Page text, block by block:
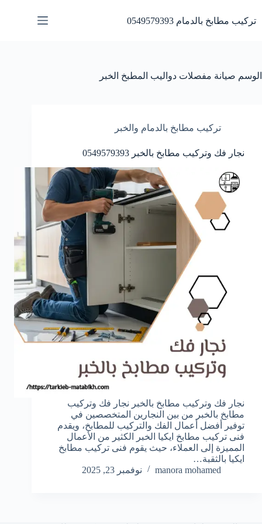
المحتوى
تركيب مطابخ بالدمام 0549579393
الوسم صيانة مفصلات دواليب المطبخ الخبر
تركيب مطابخ بالدمام والخبر
نجار فك وتركيب مطابخ بالخبر 0549579393
نجار فك وتركيب مطابخ بالخبر نجار فك وتركيب
مطابخ بالخبر من بين النجارين المتخصصين في
توفير أفضل أعمال الفك والتركيب للمطابخ، ويقدم
فنى تركيب مطابخ ايكيا الخبر الكثير من الأعمال
المميزة إلى العملاء، حيث يقوم فنى تركيب مطابخ
ايكيا بالثقبة…
manora mohamed
نوفمبر 23, 2025